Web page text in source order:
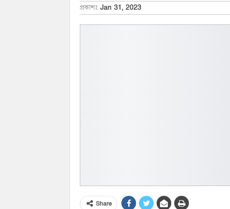
প্রকাশঃ Jan 31, 2023
Share